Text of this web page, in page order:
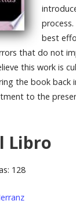
best
that do not
this work is
the book back
to the
Libro
128